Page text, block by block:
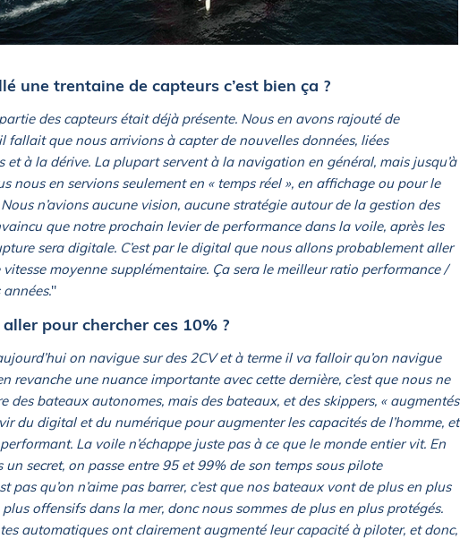
une trentaine de capteurs c’est bien ça ?
des capteurs était déjà présente. Nous en avons rajouté de
fallait que nous arrivions à capter de nouvelles données, liées
à la dérive. La plupart servent à la navigation en général, mais jusqu’à
nous en servions seulement en « temps réel », en affichage ou pour le
n’avions aucune vision, aucune stratégie autour de la gestion des
que notre prochain levier de performance dans la voile, après les
sera digitale. C’est par le digital que nous allons probablement aller
vitesse moyenne supplémentaire. Ça sera le meilleur ratio performance /
"
pour chercher ces 10% ?
on navigue sur des 2CV et à terme il va falloir qu’on navigue
revanche une nuance importante avec cette dernière, c’est que nous ne
des bateaux autonomes, mais des bateaux, et des skippers, « augmentés
du digital et du numérique pour augmenter les capacités de l’homme, et
La voile n’échappe juste pas à ce que le monde entier vit. En
un secret, on passe entre 95 et 99% de son temps sous pilote
pas qu’on n’aime pas barrer, c’est que nos bateaux vont de plus en plus
offensifs dans la mer, donc nous sommes de plus en plus protégés.
automatiques ont clairement augmenté leur capacité à piloter, et donc,